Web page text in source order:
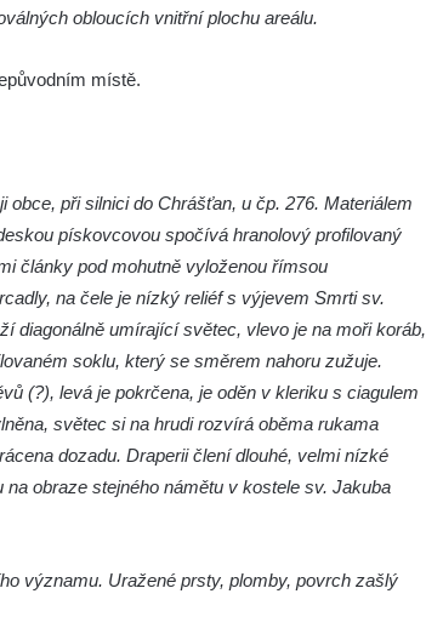
obloucích vnitřní plochu areálu.
místě.
při silnici do Chrášťan, u čp. 276. Materiálem
pískovcovou spočívá hranolový profilovaný
články pod mohutně vyloženou římsou
na čele je nízký reliéf s výjevem Smrti sv.
diagonálně umírající světec, vlevo je na moři koráb,
soklu, který se směrem nahoru zužuje.
(?), levá je pokrčena, je oděn v kleriku s ciagulem
světec si na hrudi rozvírá oběma rukama
dozadu. Draperii člení dlouhé, velmi nízké
obraze stejného námětu v kostele sv. Jakuba
významu. Uražené prsty, plomby, povrch zašlý